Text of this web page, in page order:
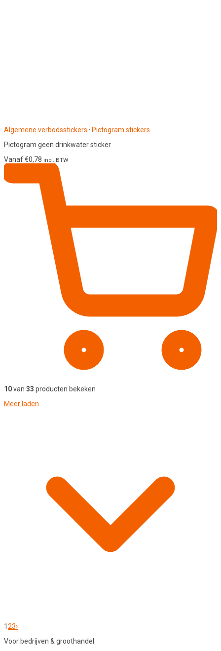
Algemene verbodsstickers · Pictogram stickers
Pictogram geen drinkwater sticker
Vanaf€0,78 incl. BTW
10van 33 producten bekeken
Meer laden
123›
Voor bedrijven & groothandel